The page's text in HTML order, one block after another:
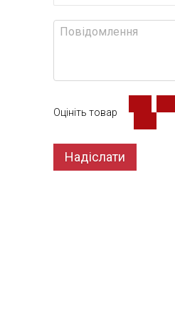
Оцініть товар
Надіслати